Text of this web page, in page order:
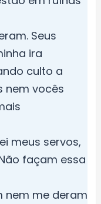
Seus
ira
culto a
nem vocês
meus servos,
façam essa
nem me deram